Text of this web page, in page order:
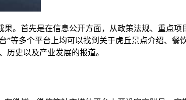
。首先是在信息公开方面，从政策法规、重点
”等多个平台上均可以找到关于虎丘景点介绍、
历史以及产业发展的报道。